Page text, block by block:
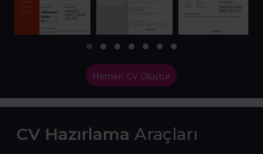
Hemen CV Oluştur
CV Hazırlama Araçları